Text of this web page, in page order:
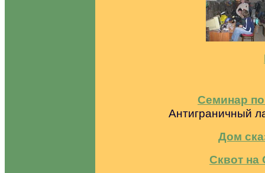
Cеминар
Антиграничный
Дом
Сквот на